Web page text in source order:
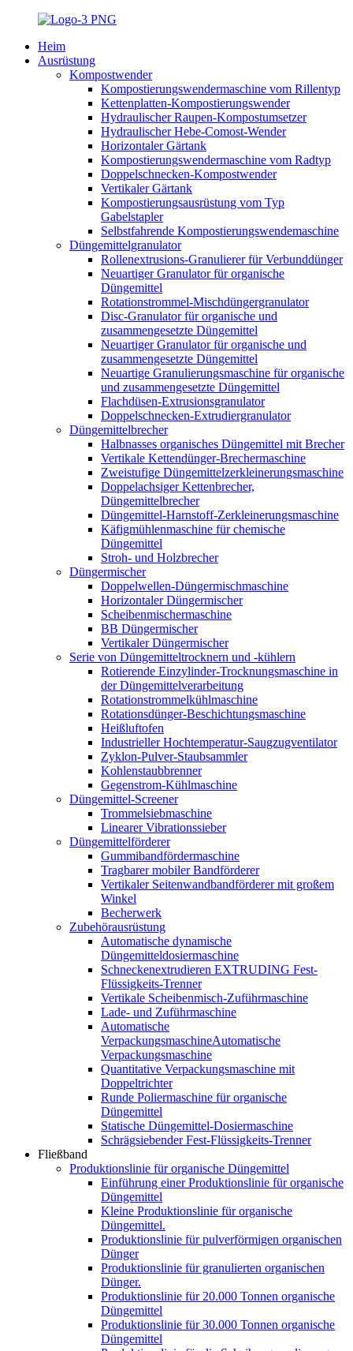
Heim
Ausrüstung
Kompostwender
Kompostierungswendermaschine vom Rillentyp
Kettenplatten-Kompostierungswender
Hydraulischer Raupen-Kompostumsetzer
Hydraulischer Hebe-Comost-Wender
Horizontaler Gärtank
Kompostierungswendermaschine vom Radtyp
Doppelschnecken-Kompostwender
Vertikaler Gärtank
Kompostierungsausrüstung vom Typ
Gabelstapler
Selbstfahrende Kompostierungswendemaschine
Düngemittelgranulator
Rollenextrusions-Granulierer für Verbunddünger
Neuartiger Granulator für organische
Düngemittel
Rotationstrommel-Mischdüngergranulator
Disc-Granulator für organische und
zusammengesetzte Düngemittel
Neuartiger Granulator für organische und
zusammengesetzte Düngemittel
Neuartige Granulierungsmaschine für organische
und zusammengesetzte Düngemittel
Flachdüsen-Extrusionsgranulator
Doppelschnecken-Extrudiergranulator
Düngemittelbrecher
Halbnasses organisches Düngemittel mit Brecher
Vertikale Kettendünger-Brechermaschine
Zweistufige Düngemittelzerkleinerungsmaschine
Doppelachsiger Kettenbrecher,
Düngemittelbrecher
Düngemittel-Harnstoff-Zerkleinerungsmaschine
Käfigmühlenmaschine für chemische
Düngemittel
Stroh- und Holzbrecher
Düngermischer
Doppelwellen-Düngermischmaschine
Horizontaler Düngermischer
Scheibenmischermaschine
BB Düngermischer
Vertikaler Düngermischer
Serie von Düngemitteltrocknern und -kühlern
Rotierende Einzylinder-Trocknungsmaschine in
der Düngemittelverarbeitung
Rotationstrommelkühlmaschine
Rotationsdünger-Beschichtungsmaschine
Heißluftofen
Industrieller Hochtemperatur-Saugzugventilator
Zyklon-Pulver-Staubsammler
Kohlenstaubbrenner
Gegenstrom-Kühlmaschine
Düngemittel-Screener
Trommelsiebmaschine
Linearer Vibrationssieber
Düngemittelförderer
Gummibandfördermaschine
Tragbarer mobiler Bandförderer
Vertikaler Seitenwandbandförderer mit großem
Winkel
Becherwerk
Zubehörausrüstung
Automatische dynamische
Düngemitteldosiermaschine
Schneckenextrudieren EXTRUDING Fest-
Flüssigkeits-Trenner
Vertikale Scheibenmisch-Zuführmaschine
Lade- und Zuführmaschine
Automatische
VerpackungsmaschineAutomatische
Verpackungsmaschine
Quantitative Verpackungsmaschine mit
Doppeltrichter
Runde Poliermaschine für organische
Düngemittel
Statische Düngemittel-Dosiermaschine
Schrägsiebender Fest-Flüssigkeits-Trenner
Fließband
Produktionslinie für organische Düngemittel
Einführung einer Produktionslinie für organische
Düngemittel
Kleine Produktionslinie für organische
Düngemittel.
Produktionslinie für pulverförmigen organischen
Dünger
Produktionslinie für granulierten organischen
Dünger.
Produktionslinie für 20.000 Tonnen organische
Düngemittel
Produktionslinie für 30.000 Tonnen organische
Düngemittel